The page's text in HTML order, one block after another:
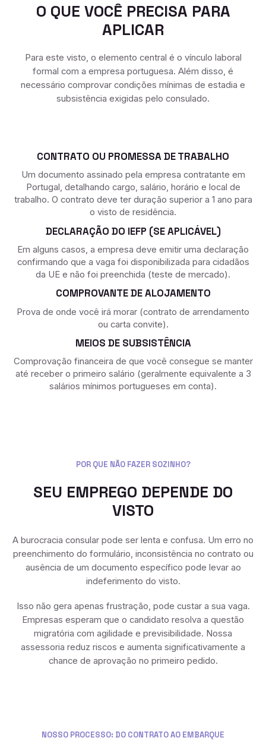
O QUE VOCÊ PRECISA PARA
APLICAR
Para este visto, o elemento central é o vínculo laboral
formal com a empresa portuguesa. Além disso, é
necessário comprovar condições mínimas de estadia e
subsistência exigidas pelo consulado.
CONTRATO OU PROMESSA DE TRABALHO
Um documento assinado pela empresa contratante em
Portugal, detalhando cargo, salário, horário e local de
trabalho. O contrato deve ter duração superior a 1 ano para
o visto de residência.
DECLARAÇÃO DO IEFP (SE APLICÁVEL)
Em alguns casos, a empresa deve emitir uma declaração
confirmando que a vaga foi disponibilizada para cidadãos
da UE e não foi preenchida (teste de mercado).
COMPROVANTE DE ALOJAMENTO
Prova de onde você irá morar (contrato de arrendamento
ou carta convite).
MEIOS DE SUBSISTÊNCIA
Comprovação financeira de que você consegue se manter
até receber o primeiro salário (geralmente equivalente a 3
salários mínimos portugueses em conta).
POR QUE NÃO FAZER SOZINHO?
SEU EMPREGO DEPENDE DO
VISTO
A burocracia consular pode ser lenta e confusa. Um erro no
preenchimento do formulário, inconsistência no contrato ou
ausência de um documento específico pode levar ao
indeferimento do visto.
Isso não gera apenas frustração, pode custar a sua vaga.
Empresas esperam que o candidato resolva a questão
migratória com agilidade e previsibilidade. Nossa
assessoria reduz riscos e aumenta significativamente a
chance de aprovação no primeiro pedido.
NOSSO PROCESSO: DO CONTRATO AO EMBARQUE